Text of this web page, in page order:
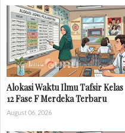
Alokasi Waktu Ilmu Tafsir Kelas
12 Fase F Merdeka Terbaru
August 06, 2026